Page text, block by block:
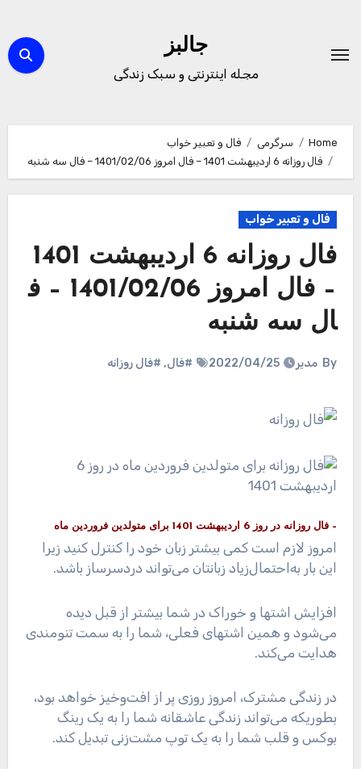
content
جالبز
مجله اینترنتی و سبک زندگی
Home سرگرمی
فال و تعبیر خواب
فال روزانه 6 اردیبهشت 1401 – فال امروز 1401/02/06 – فال سه شنبه
فال و تعبیر خواب
فال روزانه 6 اردیبهشت 1401
– فال امروز 1401/02/06 – ف
ال سه شنبه
By مدیر 2022/04/25 #فال, #فال روزانه
– فال روزانه در روز 6 اردیبهشت 1401 برای متولدین فروردین ماه
امروز لازم است کمی بیشتر زبان خود را کنترل کنید زیرا
این بار به‌احتمال‌زیاد زبانتان می‌تواند دردسرساز باشد.
افزایش اشتها و خوراک در شما بیشتر از قبل دیده
می‌شود و همین اشتهای فعلی، شما را به سمت تنومندی
هدایت می‌کند.
در زندگی مشترک، امروز روزی پر از افت‌وخیز خواهد بود،
بطوریکه می‌تواند زندگی عاشقانه شما را به یک رینگ
بوکس و قلب شما را به یک توپ مشت‌زنی تبدیل کند.